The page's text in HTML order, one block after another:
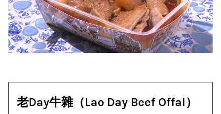
老Day牛雜（Lao Day Beef Offal）